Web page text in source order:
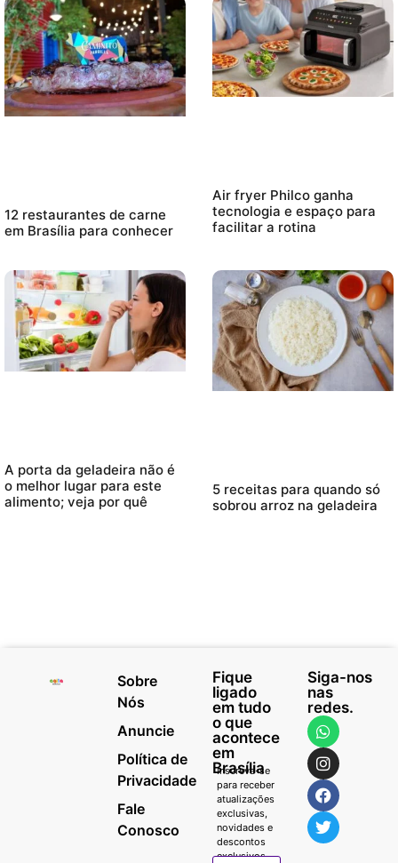
12 restaurantes de carne
em Brasília para conhecer
Air fryer Philco ganha
tecnologia e espaço para
facilitar a rotina
A porta da geladeira não é
o melhor lugar para este
alimento; veja por quê
5 receitas para quando só
sobrou arroz na geladeira
Sobre
Nós
Anuncie
Política de
Privacidade
Fale
Conosco
Fique
ligado
em tudo
o que
acontece
em
Brasília
Inscreva-se
para receber
atualizações
exclusivas,
novidades e
descontos
exclusivos.
Siga-nos
nas
redes.